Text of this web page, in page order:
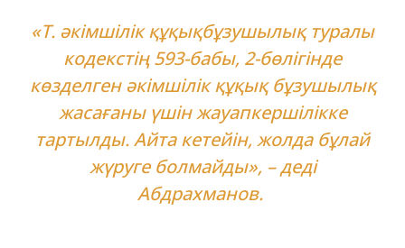
«Т. әкімшілік құқықбұзушылық туралы
кодекстің 593-бабы, 2-бөлігінде
көзделген әкімшілік құқық бұзушылық
жасағаны үшін жауапкершілікке
тартылды. Айта кетейін, жолда бұлай
жүруге болмайды», – деді
Абдрахманов.